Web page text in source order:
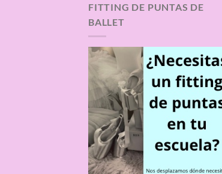
FITTING DE PUNTAS DE
BALLET